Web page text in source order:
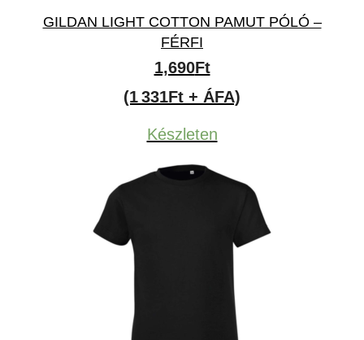
GILDAN LIGHT COTTON PAMUT PÓLÓ –
FÉRFI
1,690Ft
(1 331Ft + ÁFA)
Készleten